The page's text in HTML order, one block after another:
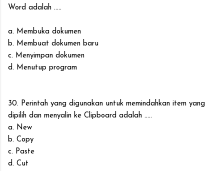
Word adalah .....
a. Membuka dokumen
b. Membuat dokumen baru
c. Menyimpan dokumen
d. Menutup program
30. Perintah yang digunakan untuk memindahkan item yang
dipilih dan menyalin ke Clipboard adalah .....
a. New
b. Copy
c. Paste
d. Cut